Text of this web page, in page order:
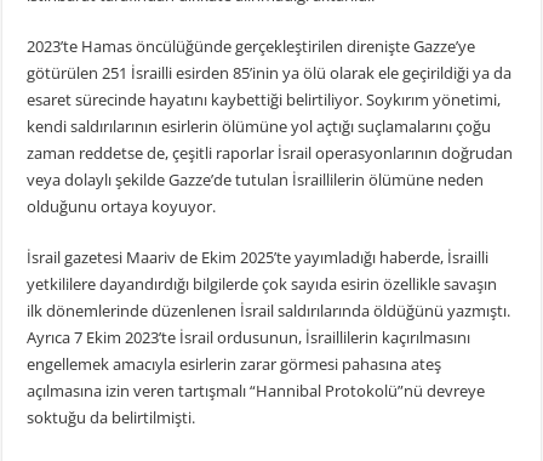
2023’te Hamas öncülüğünde gerçekleştirilen direnişte Gazze’ye
götürülen 251 İsrailli esirden 85’inin ya ölü olarak ele geçirildiği ya da
esaret sürecinde hayatını kaybettiği belirtiliyor. Soykırım yönetimi,
kendi saldırılarının esirlerin ölümüne yol açtığı suçlamalarını çoğu
zaman reddetse de, çeşitli raporlar İsrail operasyonlarının doğrudan
veya dolaylı şekilde Gazze’de tutulan İsraillilerin ölümüne neden
olduğunu ortaya koyuyor.
İsrail gazetesi Maariv de Ekim 2025’te yayımladığı haberde, İsrailli
yetkililere dayandırdığı bilgilerde çok sayıda esirin özellikle savaşın
ilk dönemlerinde düzenlenen İsrail saldırılarında öldüğünü yazmıştı.
Ayrıca 7 Ekim 2023’te İsrail ordusunun, İsraillilerin kaçırılmasını
engellemek amacıyla esirlerin zarar görmesi pahasına ateş
açılmasına izin veren tartışmalı “Hannibal Protokolü”nü devreye
soktuğu da belirtilmişti.